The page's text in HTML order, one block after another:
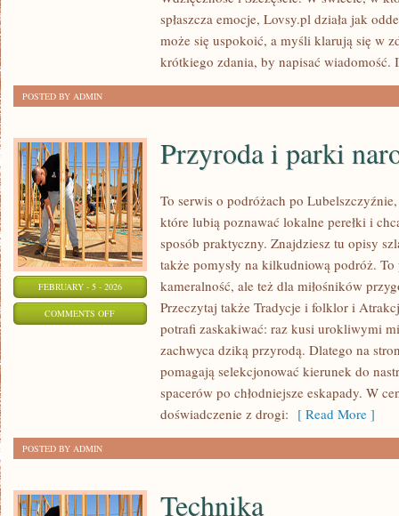
spłaszcza emocje, Lovsy.pl działa jak
może się uspokoić, a myśli klarują się w
krótkiego zdania, by napisać wiadomość.
POSTED BY ADMIN
FEBRUARY - 5 - 2026
COMMENTS OFFON
PRZYRODA
NARODOWE
Przyroda i parki
To serwis o podróżach po
które lubią poznawać lokalne perełki i
sposób praktyczny. Znajdziesz tu opisy
także pomysły na kilkudniową podróż.
kameralność, ale też dla miłośników
Przeczytaj także Tradycje i folklor i
potrafi zaskakiwać: raz kusi urokliwymi
zachwyca dziką przyrodą. Dlatego na
pomagają selekcjonować kierunek do
spacerów po chłodniejsze eskapady. W
doświadczenie z drogi: [ Read More ]
POSTED BY ADMIN
Technika